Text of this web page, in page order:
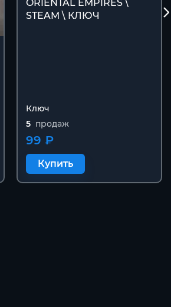
ORIENTAL EMPIRES \
STEAM \ КЛЮЧ
Ключ
5 продаж
99 ₽
Купить